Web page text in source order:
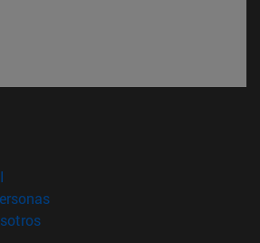
nueva ventana)
(abre en nueva ventana)
(abre en nueva ventana)